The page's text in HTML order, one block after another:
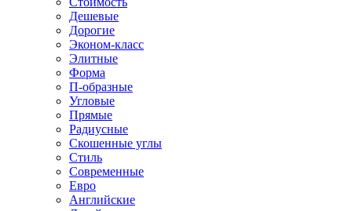
Дешевые
Дорогие
Эконом-класс
Элитные
Форма
П-образные
Угловые
Прямые
Радиусные
Скошенные углы
Стиль
Современные
Евро
Английские